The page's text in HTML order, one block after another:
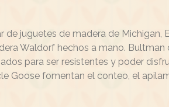
de juguetes de madera de Michigan,
Waldorf hechos a mano.
para ser resistentes y poder
Goose fomentan el conteo, el